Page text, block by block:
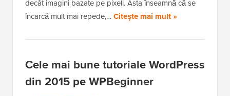
decât imagini bazate pe pixeli. Asta înseamnă că se
încarcă mult mai repede,…Citește mai mult »
Cele mai bune tutoriale WordPress
din 2015 pe WPBeginner